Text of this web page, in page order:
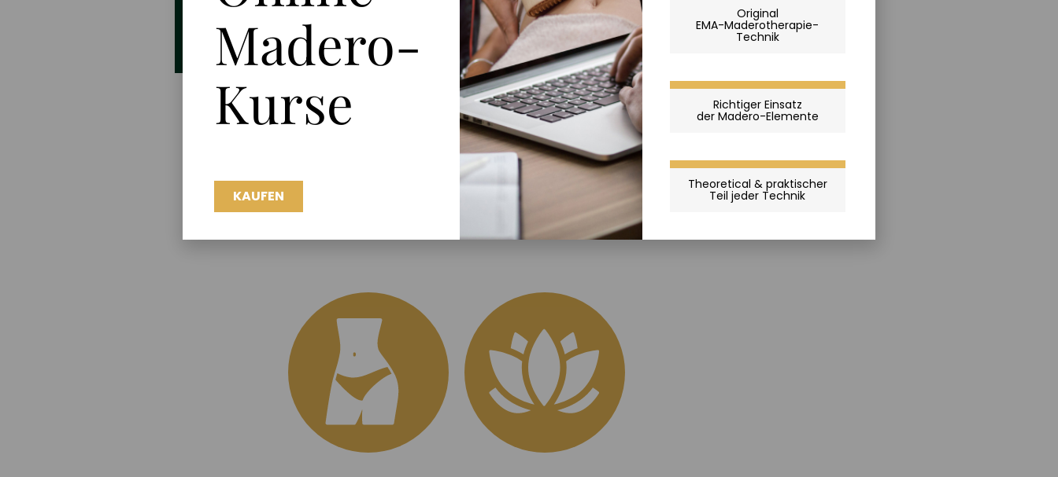
MADERO-TECHNIK
Madero-
Kurse
KAUFEN
Original
EMA-Maderotherapie-
Technik
Richtiger Einsatz
der Madero-Elemente
Theoretical & praktischer
Teil jeder Technik